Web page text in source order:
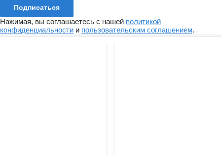
Подписаться
Нажимая, вы соглашаетесь с нашей политикой
конфиденциальности и пользовательским соглашением.